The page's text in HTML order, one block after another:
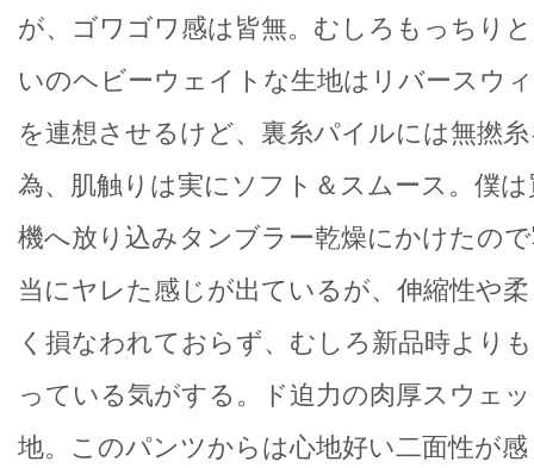
が、ゴワゴワ感は皆無。むしろもっちり
いのヘビーウェイトな生地はリバースウ
を連想させるけど、裏糸パイルには無撚
為、肌触りは実にソフト＆スムース。僕
機へ放り込みタンブラー乾燥にかけたの
当にヤレた感じが出ているが、伸縮性や
く損なわれておらず、むしろ新品時より
っている気がする。ド迫力の肉厚スウェ
地。このパンツからは心地好い二面性が